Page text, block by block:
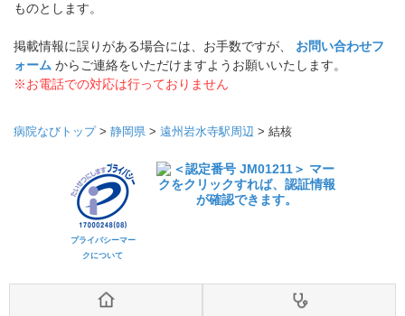
ものとします。
掲載情報に誤りがある場合には、お手数ですが、 お問い合わせフ
ォーム からご連絡をいただけますようお願いいたします。
※お電話での対応は行っておりません
病院なびトップ> 静岡県 > 遠州岩水寺駅周辺 > 結核
プライバシーマー
クについて